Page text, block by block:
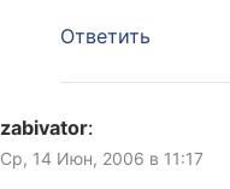
Ответить
zabivator:
Ср, 14 Июн, 2006 в 11:17